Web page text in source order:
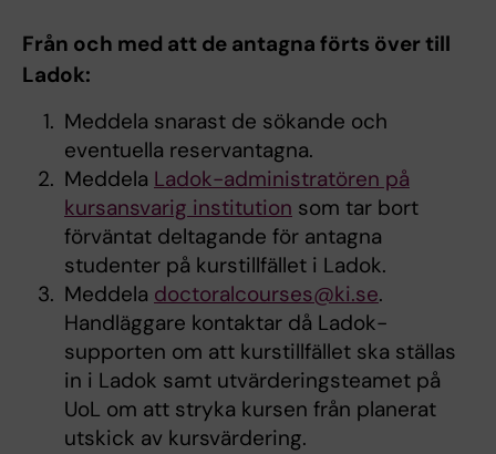
Från och med att de antagna förts över till
Ladok:
Meddela snarast de sökande och
eventuella reservantagna.
Meddela Ladok-administratören på
kursansvarig institution som tar bort
förväntat deltagande för antagna
studenter på kurstillfället i Ladok.
Meddela doctoralcourses@ki.se.
Handläggare kontaktar då Ladok-
supporten om att kurstillfället ska ställas
in i Ladok samt utvärderingsteamet på
UoL om att stryka kursen från planerat
utskick av kursvärdering.